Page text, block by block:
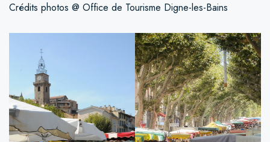
Crédits photos @ Office de Tourisme Digne-les-Bains